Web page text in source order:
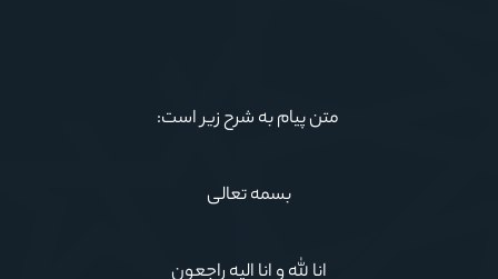
متن پیام به شرح زیر است:
بسمه تعالی
انا لله و انا الیه راجعون